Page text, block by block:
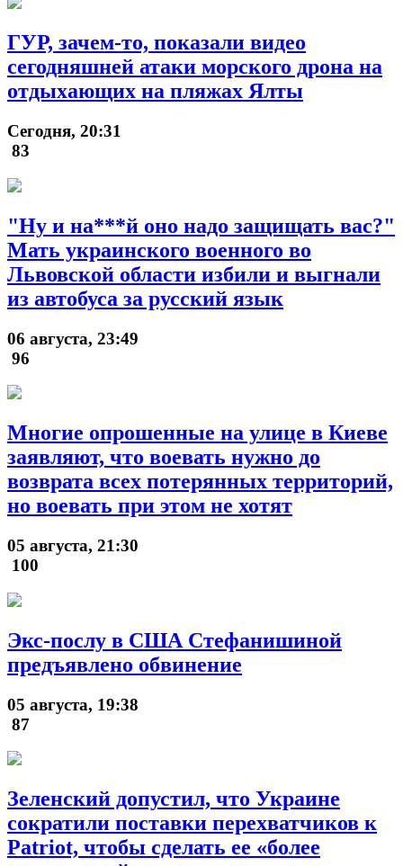
ГУР, зачем-то, показали видео
сегодняшней атаки морского дрона на
отдыхающих на пляжах Ялты
Сегодня, 20:31
83
"Ну и на***й оно надо защищать вас?"
Мать украинского военного во
Львовской области избили и выгнали
из автобуса за русский язык
06 августа, 23:49
96
Многие опрошенные на улице в Киеве
заявляют, что воевать нужно до
возврата всех потерянных территорий,
но воевать при этом не хотят
05 августа, 21:30
100
Экс-послу в США Стефанишиной
предъявлено обвинение
05 августа, 19:38
87
Зеленский допустил, что Украине
сократили поставки перехватчиков к
Patriot, чтобы сделать ее «более